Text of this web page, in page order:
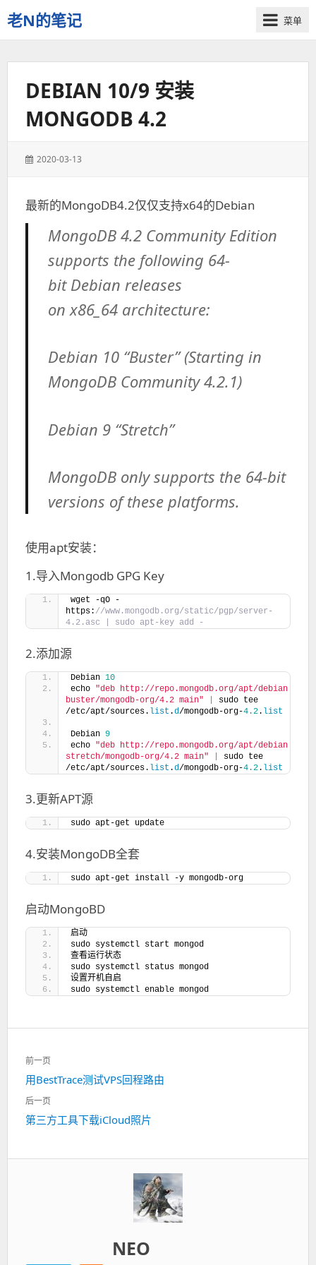
老N的笔记
Just
another
菜单
DEBIAN 10/9 安装
MONGODB 4.2
发
2020-03-13
最新的MongoDB4.2仅仅支持x64的Debian
MongoDB 4.2 Community Edition
supports the following 64-
bitDebian releases
on x86_64 architecture:
Debian 10 “Buster” (Starting in
MongoDB Community 4.2.1)
Debian 9 “Stretch”
MongoDB only supports the 64-bit
versions of these platforms.
使用apt安装：
1.导入Mongodb GPG Key
wget -qO -
https: //www.mongodb.org/static/pgp/server-
4.2.asc | sudo apt-key add -
2.添加源
Debian 10
echo "deb http://repo.mongodb.org/apt/debian
buster/mongodb-org/4.2 main"
sudo tee
/etc/apt/sources. list .d/mongodb-org-4.2. list
Debian 9
echo "deb http://repo.mongodb.org/apt/debian
stretch/mongodb-org/4.2 main"
sudo tee
/etc/apt/sources. list .d/mongodb-org-4.2. list
3.更新APT源
sudo apt-get update
4.安装MongoDB全套
sudo apt-get install -y mongodb-org
启动MongoBD
启动
sudo systemctl start mongod
查看运行状态
sudo systemctl status mongod
设置开机自启
sudo systemctl enable mongod
文
章
导
航
前一页
上
一
用BestTrace测试VPS回程路由
后一页
下
第三方工具下载iCloud照片
NEO